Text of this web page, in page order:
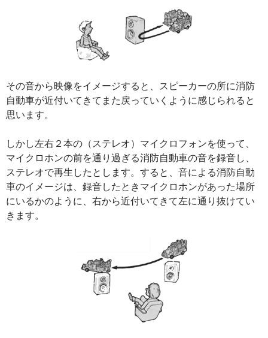
その音から映像をイメージすると、スピーカーの所に消防
自動車が近付いてきてまた戻っていくように感じられると
思います。
しかし左右２本の（ステレオ）マイクロフォンを使って、
マイクロホンの前を通り過ぎる消防自動車の音を録音し、
ステレオで再生したとします。すると、音による消防自動
車のイメージは、録音したときマイクロホンがあった場所
にいるかのように、右から近付いてきて左に通り抜けてい
きます。